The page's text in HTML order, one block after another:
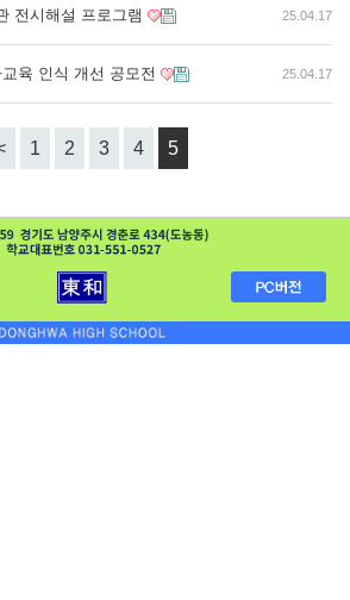
전시해설 프로그램 25.04.17
육 인식 개선 공모전 25.04.17
1 2 3 4 5